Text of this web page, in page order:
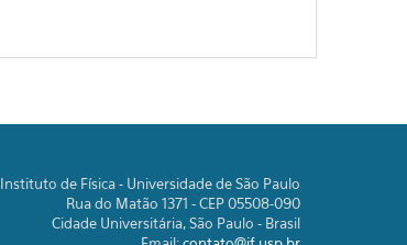
Instituto de Física - Universidade de São Paulo
Rua do Matão 1371 - CEP 05508-090
Cidade Universitária, São Paulo - Brasil